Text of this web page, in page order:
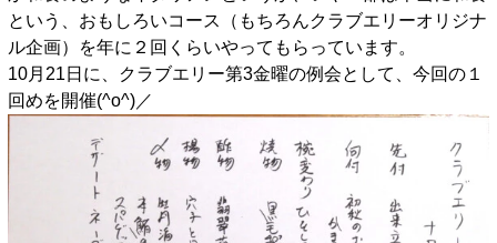
という、おもしろいコース（もちろんクラブエリーオリジナ
ル企画）を年に２回くらいやってもらっています。
10月21日に、クラブエリー第3金曜の例会として、今回の１
回めを開催(^o^)／